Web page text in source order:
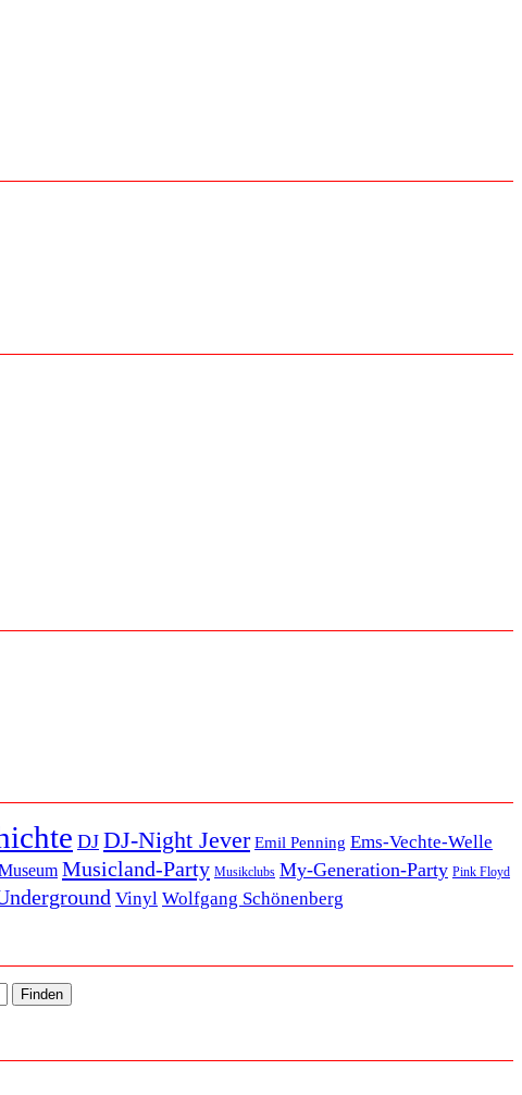
DJ DJ-Night Jever Emil Penning Ems-Vechte-Welle
Musicland-Party Musikclubs My-Generation-Party Pink Floyd
Vinyl Wolfgang Schönenberg